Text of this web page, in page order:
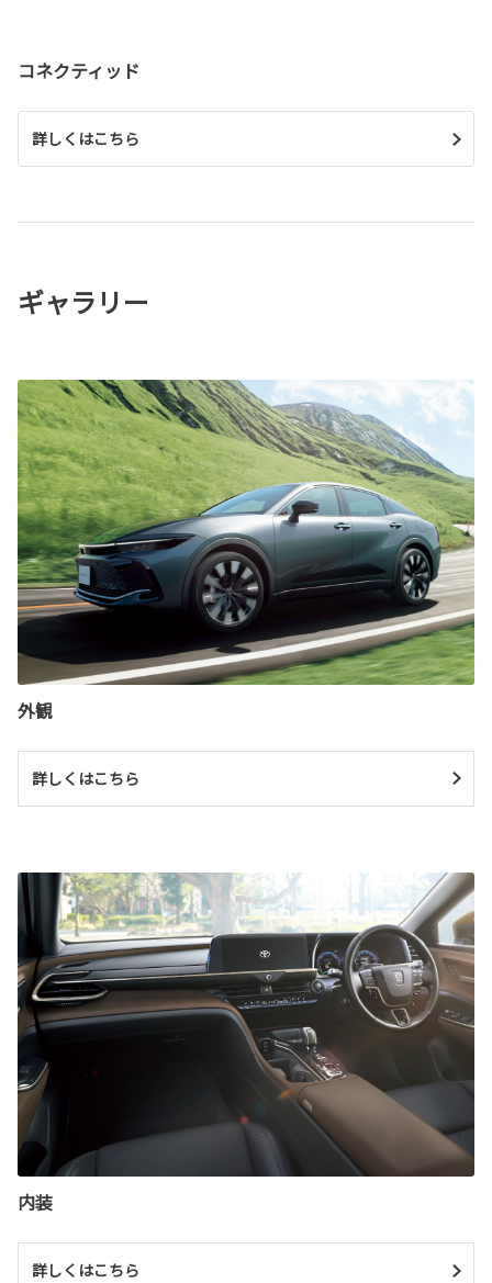
コネクティッド
詳しくはこちら
ギャラリー
外観
詳しくはこちら
内装
詳しくはこちら